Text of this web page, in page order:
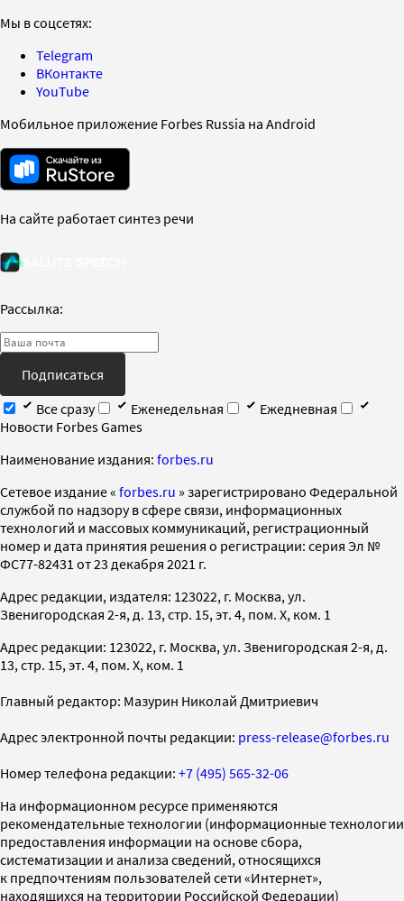
Мы в соцсетях:
Telegram
ВКонтакте
YouTube
Мобильное приложение Forbes Russia на Android
На сайте работает синтез речи
Рассылка:
Подписаться
Все сразу
Еженедельная
Ежедневная
Новости Forbes Games
Наименование издания: forbes.ru
Cетевое издание « forbes.ru » зарегистрировано Федеральной
службой по надзору в сфере связи, информационных
технологий и массовых коммуникаций, регистрационный
номер и дата принятия решения о регистрации: серия Эл №
ФС77-82431 от 23 декабря 2021 г.
Адрес редакции, издателя: 123022, г. Москва, ул.
Звенигородская 2-я, д. 13, стр. 15, эт. 4, пом. X, ком. 1
Адрес редакции: 123022, г. Москва, ул. Звенигородская 2-я, д.
13, стр. 15, эт. 4, пом. X, ком. 1
Главный редактор: Мазурин Николай Дмитриевич
Адрес электронной почты редакции: press-release@forbes.ru
Номер телефона редакции: +7 (495) 565-32-06
На информационном ресурсе применяются
рекомендательные технологии (информационные технологии
предоставления информации на основе сбора,
систематизации и анализа сведений, относящихся
к предпочтениям пользователей сети «Интернет»,
находящихся на территории Российской Федерации)